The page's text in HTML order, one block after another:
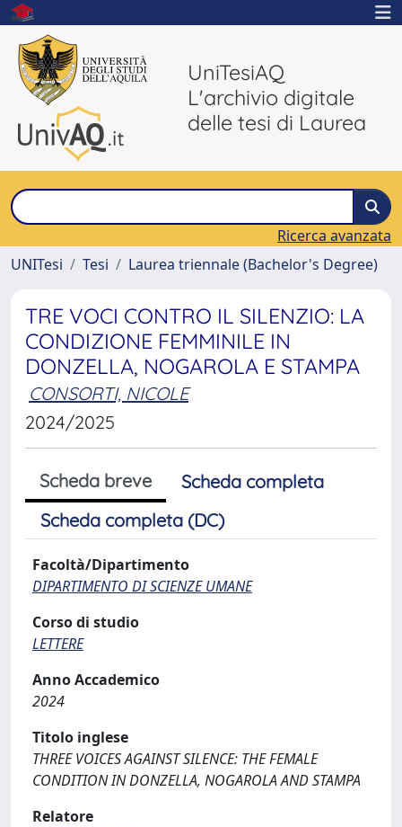
UniTesiAQ
L'archivio digitale
delle tesi di Laurea
Ricerca avanzata
UNITesi
Tesi Laurea triennale (Bachelor's Degree)
TRE VOCI CONTRO IL SILENZIO: LA
CONDIZIONE FEMMINILE IN
DONZELLA, NOGAROLA E STAMPA
CONSORTI, NICOLE
2024/2025
Scheda breve
Scheda completa
Scheda completa (DC)
Facoltà/Dipartimento
DIPARTIMENTO DI SCIENZE UMANE
Corso di studio
LETTERE
Anno Accademico
2024
Titolo inglese
THREE VOICES AGAINST SILENCE: THE FEMALE
CONDITION IN DONZELLA, NOGAROLA AND STAMPA
Relatore